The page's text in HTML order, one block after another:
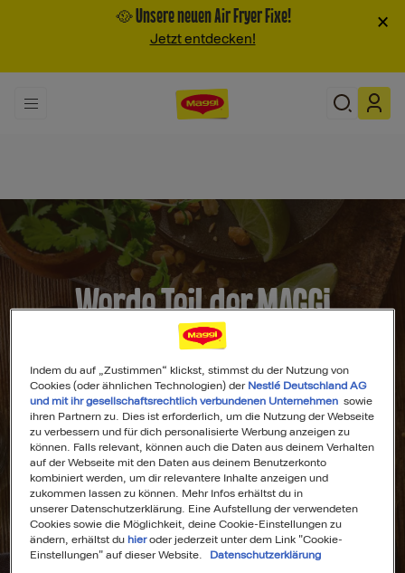
🥘 Unsere neuen Air Fryer Fixe!
Jetzt entdecken!
×
Werde Teil der MAGGI
Community
All Deine
Lieblingsrezepte
an einem Ort!
Dein
Wochenplaner für
stressfreies
Kochen!
Indem du auf „Zustimmen“ klickst, stimmst du der Nutzung von
Cookies (oder ähnlichen Technologien) der Nestlé Deutschland AG
und mit ihr gesellschaftsrechtlich verbundenen Unternehmen sowie
ihren Partnern zu. Dies ist erforderlich, um die Nutzung der Webseite
zu verbessern und für dich personalisierte Werbung anzeigen zu
können. Falls relevant, können auch die Daten aus deinem Verhalten
auf der Webseite mit den Daten aus deinem Benutzerkonto
kombiniert werden, um dir relevantere Inhalte anzeigen und
zukommen lassen zu können. Mehr Infos erhältst du in
unserer Datenschutzerklärung. Eine Aufstellung der verwendeten
Cookies sowie die Möglichkeit, deine Cookie-Einstellungen zu
ändern, erhältst du hieroder jederzeit unter dem Link "Cookie-
Einstellungen" auf dieser Website.
Datenschutzerklärung